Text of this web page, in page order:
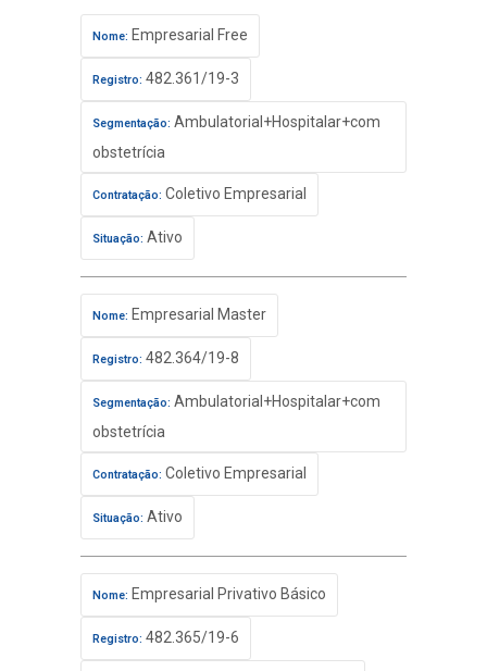
Nome: Empresarial Free
Registro: 482.361/19-3
Segmentação: Ambulatorial+Hospitalar+com
obstetrícia
Contratação: Coletivo Empresarial
Situação: Ativo
Nome: Empresarial Master
Registro: 482.364/19-8
Segmentação: Ambulatorial+Hospitalar+com
obstetrícia
Contratação: Coletivo Empresarial
Situação: Ativo
Nome: Empresarial Privativo Básico
Registro: 482.365/19-6